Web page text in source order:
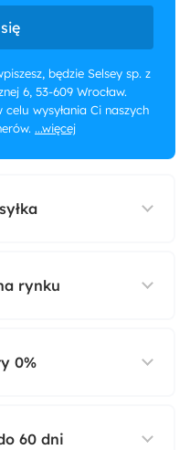
będzie Selsey sp. z
6, 53-609 Wrocław.
wysyłania Ci naszych
...więcej
rynku
0%
60 dni